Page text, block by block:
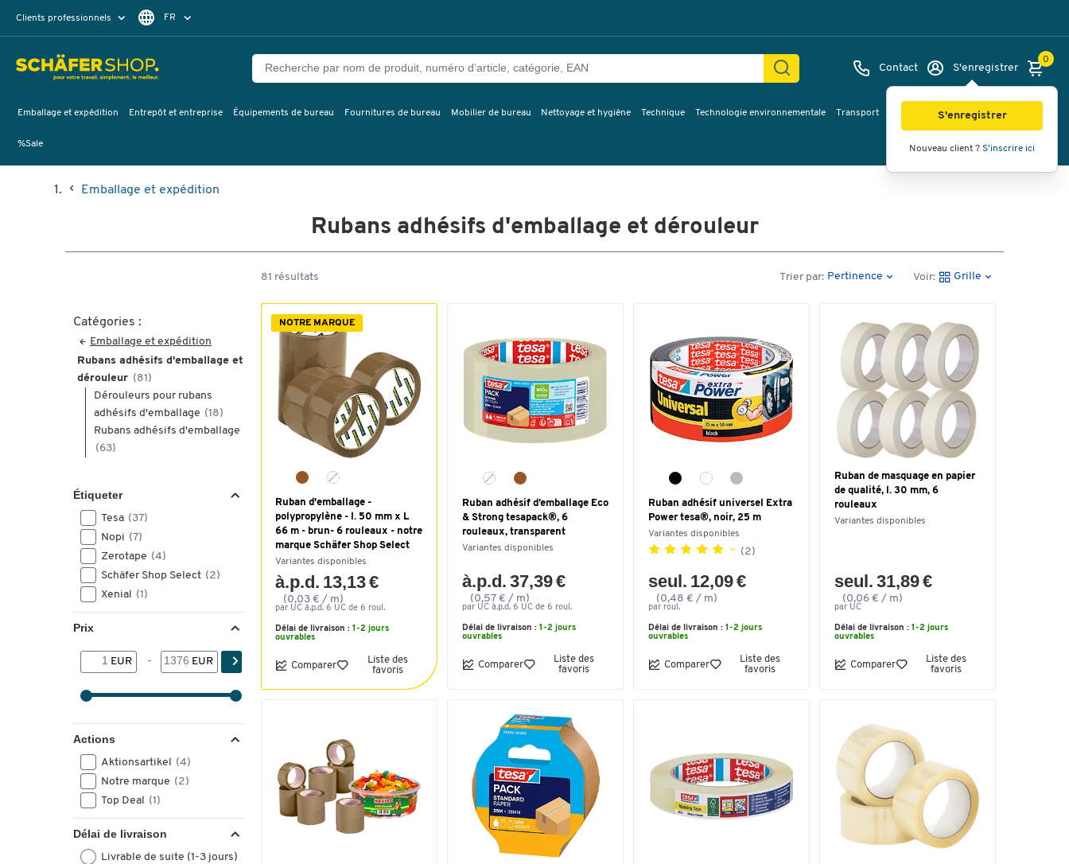
Clients professionnels FR
Contact S'enregistrer
S'enregistrer
Nouveau client ? S'inscrire ici
0
Emballage et expédition Entrepôt et entreprise Équipements de bureau Fournitures de bureau Mobilier de bureau Nettoyage et hygiène Technique Technologie environnementale Transport Services & planification Inspiration
%Sale
Emballage et expédition
Rubans adhésifs d'emballage et dérouleur
Catégories :
Emballage et expédition
Rubans adhésifs d'emballage et
dérouleur (81)
Dérouleurs pour rubans
adhésifs d'emballage (18)
Rubans adhésifs d'emballage
(63)
Étiqueter
Tesa (37)
Nopi (7)
Zerotape (4)
Schäfer Shop Select (2)
Xenial (1)
Prix
EUR - EUR
Actions
Aktionsartikel (4)
Notre marque (2)
Top Deal (1)
Délai de livraison
Livrable de suite (1-3 jours)
81 résultats Trier par: Pertinence Voir: Grille
NOTRE MARQUE
Ruban d'emballage -
polypropylène - l. 50 mm x L
66 m - brun- 6 rouleaux - notre
marque Schäfer Shop Select
Variantes disponibles
à.p.d. 13,13 €
(0,03 € / m)
par UC à.p.d. 6 UC de 6 roul.
Délai de livraison : 1-2 jours
ouvrables
Comparer
Liste des
favoris
Ruban adhésif d’emballage Eco
& Strong tesapack®, 6
rouleaux, transparent
Variantes disponibles
à.p.d. 37,39 €
(0,57 € / m)
par UC à.p.d. 6 UC de 6 roul.
Délai de livraison : 1-2 jours
ouvrables
Comparer
Liste des
favoris
Ruban adhésif universel Extra
Power tesa®, noir, 25 m
Variantes disponibles
(2)
seul. 12,09 €
(0,48 € / m)
par roul.
Délai de livraison : 1-2 jours
ouvrables
Comparer
Liste des
favoris
Ruban de masquage en papier
de qualité, l. 30 mm, 6
rouleaux
Variantes disponibles
seul. 31,89 €
(0,06 € / m)
par UC
Délai de livraison : 1-2 jours
ouvrables
Comparer
Liste des
favoris